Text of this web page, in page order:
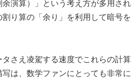
演算）」という考え方が多用され
り算の「余り」を利用して暗号を
さえ凌駕する速度でこれらの計算
は、数学ファンにとっても非常に